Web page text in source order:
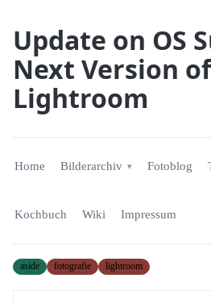
Update on OS
Next Version of
Lightroom
Home Bilderarchiv Fotoblog
Kochbuch Wiki Impressum
aside fotografie lightroom